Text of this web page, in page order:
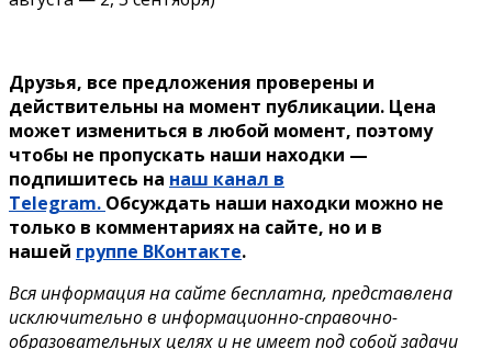
Друзья, все предложения проверены и
действительны на момент публикации. Цена
может измениться в любой момент, поэтому
чтобы не пропускать наши находки —
подпишитесь на наш канал в
Telegram. Обсуждать наши находки можно не
только в комментариях на сайте, но и в
нашей группе ВКонтакте.
Вся информация на сайте бесплатна, представлена
исключительно в информационно-справочно-
образовательных целях и не имеет под собой задачи